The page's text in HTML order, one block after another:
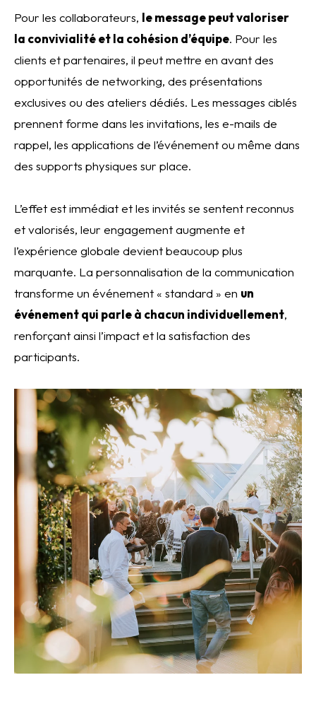
Pour les collaborateurs, le message peut valoriser
la convivialité et la cohésion d’équipe. Pour les
clients et partenaires, il peut mettre en avant des
opportunités de networking, des présentations
exclusives ou des ateliers dédiés. Les messages ciblés
prennent forme dans les invitations, les e-mails de
rappel, les applications de l’événement ou même dans
des supports physiques sur place.
L’effet est immédiat et les invités se sentent reconnus
et valorisés, leur engagement augmente et
l’expérience globale devient beaucoup plus
marquante. La personnalisation de la communication
transforme un événement « standard » en un
événement qui parle à chacun individuellement,
renforçant ainsi l’impact et la satisfaction des
participants.